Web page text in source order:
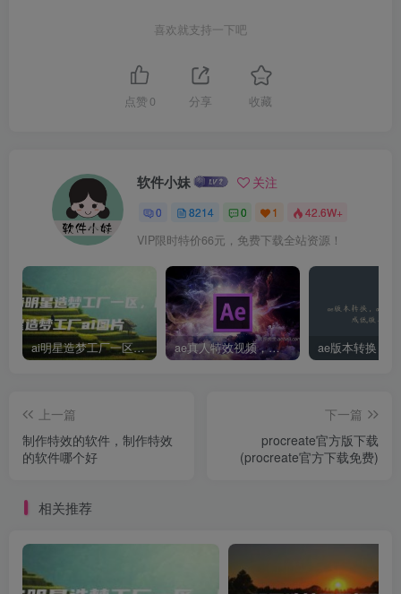
喜欢就支持一下吧
点赞 0 分享 收藏
软件小妹 关注
0 8214 0 1 42.6W+
VIP限时特价66元，免费下载全站资源！
ai明星造梦工厂一区，明星造梦工厂ai图片 ae真人特效视频，大学生第一次做ppt怎么做
上一篇
制作特效的软件，制作特效
的软件哪个好
下一篇
procreate官方版下载
(procreate官方下载免费)
相关推荐